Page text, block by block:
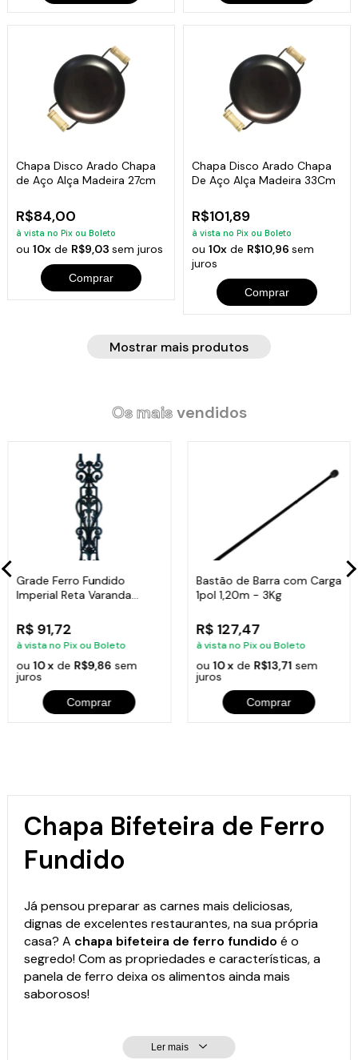
Chapa Disco Arado Chapa
de Aço Alça Madeira 27cm
R$84,00
à vista no Pix ou Boleto
ou10x de R$9,03sem juros
Comprar
Chapa Disco Arado Chapa
De Aço Alça Madeira 33Cm
R$101,89
à vista no Pix ou Boleto
ou 10xde R$10,96 sem
juros
Comprar
Mostrar mais produtos
Os maisvendidos
Grade Ferro Fundido
Imperial Reta Varanda
R$ 91,72
à vista no Pix ou Boleto
ou10 x de R$9,86 sem
juros
Comprar
Bastão de Barra com Carga
1pol 1,20m - 3Kg
R$ 127,47
à vista no Pix ou Boleto
ou 10 x de R$13,71 sem
juros
Comprar
Chapa Bifeteira de Ferro
Fundido
Já pensou preparar as carnes mais deliciosas,
dignas de excelentes restaurantes, na sua própria
casa? A chapa bifeteira de ferro fundidoé o
segredo! Com as propriedades e características, a
panela de ferro deixa os alimentos ainda mais
saborosos!
Ler mais